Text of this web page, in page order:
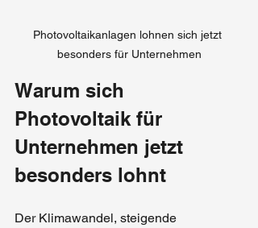
Photovoltaikanlagen lohnen sich jetzt
besonders für Unternehmen
Warum sich
Photovoltaik für
Unternehmen jetzt
besonders lohnt
Der Klimawandel, steigende